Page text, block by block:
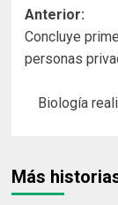
de
entradas
Anterior:
Concluye
personas
Biología
Más